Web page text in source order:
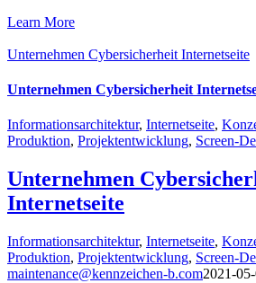
Learn More
Unternehmen Cybersicherheit Internetseite
Unternehmen Cybersicherheit
Informationsarchitektur, Internetseite,
Produktion, Projektentwicklung, Screen-
Unternehmen
Internetseite
Informationsarchitektur, Internetseite,
Produktion, Projektentwicklung, Screen-
maintenance@kennzeichen-b.com2021-